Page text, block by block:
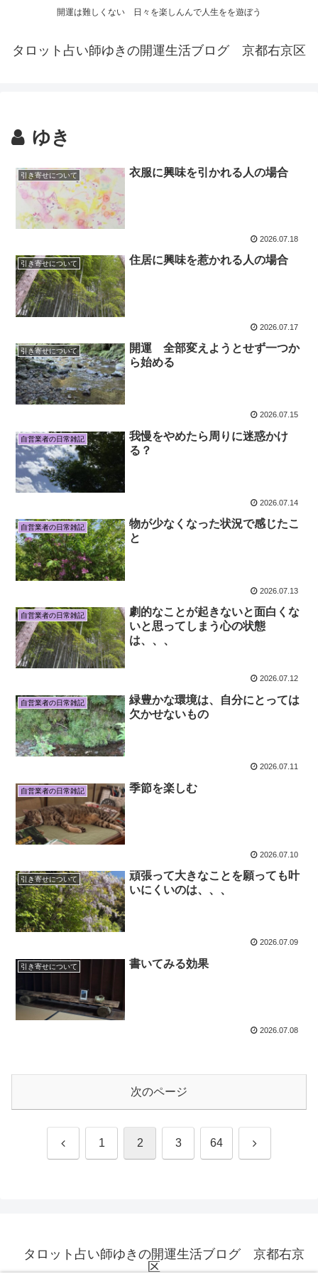
開運は難しくない 日々を楽しんんで人生をを遊ぼう
タロット占い師ゆきの開運生活ブログ 京都右京区
ゆき
引き寄せについて 衣服に興味を引かれる人の場合
2026.07.18
引き寄せについて 住居に興味を惹かれる人の場合
2026.07.17
引き寄せについて
開運 全部変えようとせず一つか
ら始める
2026.07.15
自営業者の日常雑記
我慢をやめたら周りに迷惑かけ
る？
2026.07.14
自営業者の日常雑記
物が少なくなった状況で感じたこ
と
2026.07.13
自営業者の日常雑記
劇的なことが起きないと面白くな
いと思ってしまう心の状態
は、、、
2026.07.12
自営業者の日常雑記
緑豊かな環境は、自分にとっては
欠かせないもの
2026.07.11
自営業者の日常雑記 季節を楽しむ
2026.07.10
引き寄せについて
頑張って大きなことを願っても叶
いにくいのは、、、
2026.07.09
引き寄せについて 書いてみる効果
2026.07.08
次のページ
前 1 2 3 64 次
タロット占い師ゆきの開運生活ブログ 京都右京
区